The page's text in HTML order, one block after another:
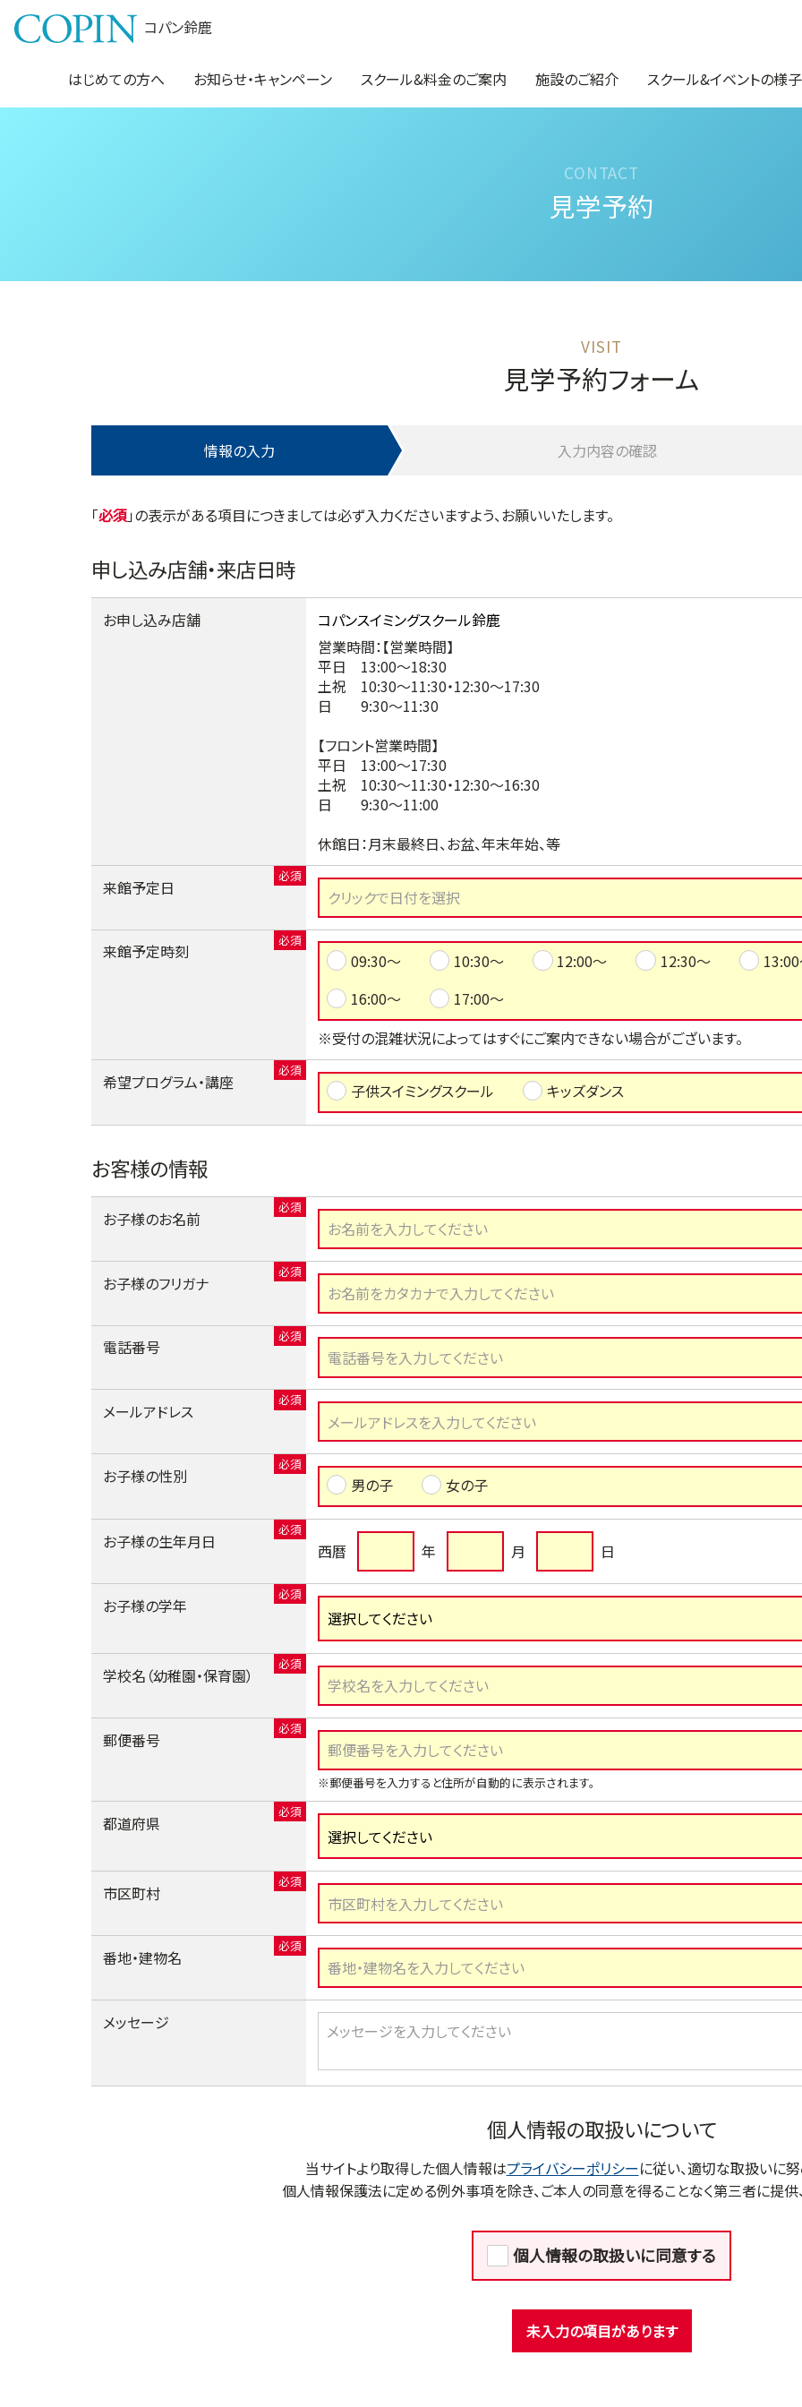
コパン鈴鹿
はじめての方へ お知らせ・キャンペーン スクール&料金のご案内 施設のご紹介 スクール&イベントの様子
見学予約
見学予約フォーム
情報の入力 入力内容の確認
「 」の表示がある項目につきましては必ず入力くださいますよう、お願いいたします。
申し込み店舗・来店日時
お申し込み店舗
営業時間：【営業時間】
平日 13:00～18:30
土祝 10:30～11:30・12:30～17:30
日 9:30～11:30
【フロント営業時間】
平日 13:00～17:30
土祝 10:30～11:30・12:30～16:30
日 9:30～11:00
休館日：月末最終日、お盆、年末年始、等
来館予定日
来館予定時刻 09:30～ 10:30～ 12:00～ 12:30～
16:00～
17:00～
※受付の混雑状況によってはすぐにご案内できない場合がございます。
希望プログラム・講座 子供スイミングスクール キッズダンス
お客様の情報
お子様のお名前
お子様のフリガナ
電話番号
メールアドレス
お子様の性別 男の子 女の子
お子様の生年月日 西暦 年 月 日
お子様の学年
学校名（幼稚園・保育園）
郵便番号
※郵便番号を入力すると住所が自動的に表示されます。
都道府県
市区町村
番地・建物名
メッセージ
個人情報の取扱いについて
当サイトより取得した個人情報はプライバシーポリシーに従い、適切な取扱いに努
個人情報保護法に定める例外事項を除き、ご本人の同意を得ることなく第三者に提供
個人情報の取扱いに同意する
未入力の項目があります